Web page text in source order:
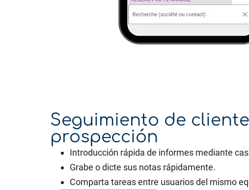
Seguimiento de
prospección
Introducción rápida de informes mediante
Grabe o dicte sus notas rápidamente.
Comparta tareas entre usuarios del mismo